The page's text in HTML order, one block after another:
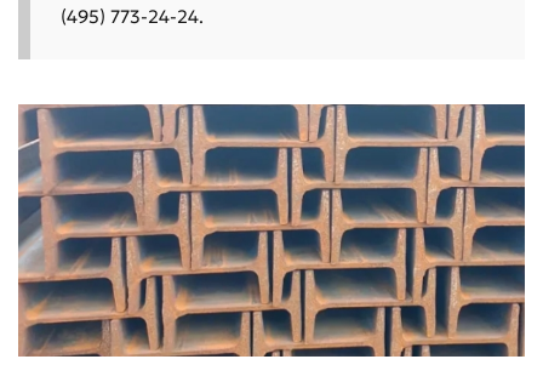
(495) 773-24-24.